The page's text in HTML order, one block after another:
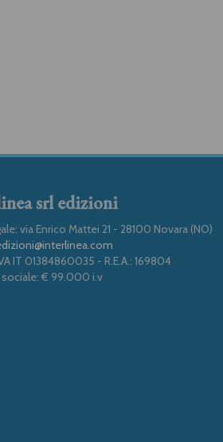
srl edizioni
via Enrico Mattei 21 - 28100 Novara (NO)
IT 01384860035 - R.E.A.: 169804
sociale: € 99.000 i.v